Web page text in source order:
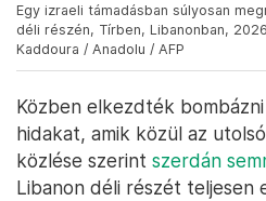
Egy izraeli támadásban súlyosan
déli részén, Tírben, Libanonban,
Kaddoura / Anadolu / AFP
Közben elkezdték
hidakat, amik közül az
közlése szerint szerdán
Libanon déli részét teljesen